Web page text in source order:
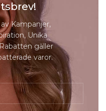
Kampanjer,
Unika
gäller
varor.
halsband